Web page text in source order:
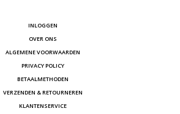
INLOGGEN
OVER ONS
ALGEMENE VOORWAARDEN
PRIVACY POLICY
BETAALMETHODEN
VERZENDEN & RETOURNEREN
KLANTENSERVICE